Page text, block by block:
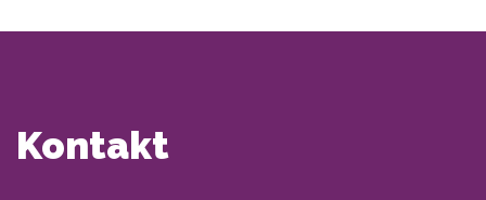
Kontakt